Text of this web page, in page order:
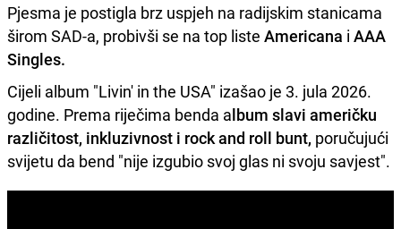
Pjesma je postigla brz uspjeh na radijskim stanicama
širom SAD-a, probivši se na top liste Americana i AAA
Singles.
Cijeli album "Livin' in the USA" izašao je 3. jula 2026.
godine. Prema riječima benda album slavi američku
različitost, inkluzivnost i rock and roll bunt, poručujući
svijetu da bend "nije izgubio svoj glas ni svoju savjest".